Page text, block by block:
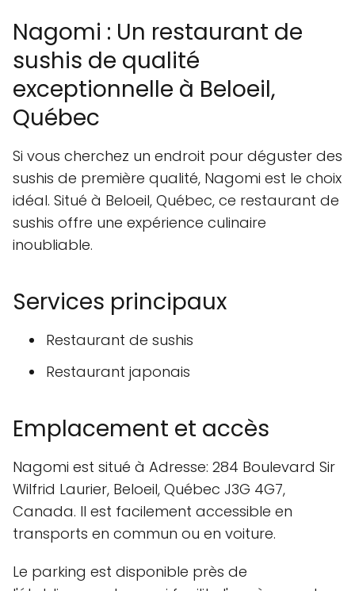
Nagomi : Un restaurant de
sushis de qualité
exceptionnelle à Beloeil,
Québec
Si vous cherchez un endroit pour déguster des
sushis de première qualité, Nagomi est le choix
idéal. Situé à Beloeil, Québec, ce restaurant de
sushis offre une expérience culinaire
inoubliable.
Services principaux
Restaurant de sushis
Restaurant japonais
Emplacement et accès
Nagomi est situé à Adresse: 284 Boulevard Sir
Wilfrid Laurier, Beloeil, Québec J3G 4G7,
Canada. Il est facilement accessible en
transports en commun ou en voiture.
Le parking est disponible près de